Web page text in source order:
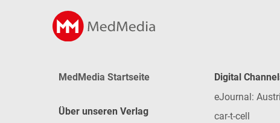
MedMedia Startseite
Über unseren Verlag
Digital
eJournal:
car-t-cell